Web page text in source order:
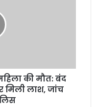
की मौत: बंद
मिली लाश, जांच